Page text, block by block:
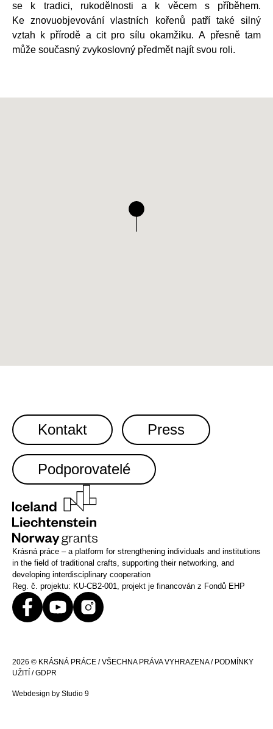
se k tradici, rukodělnosti a k věcem s příběhem.
Ke znovuobjevování vlastních kořenů patří také silný
vztah k přírodě a cit pro sílu okamžiku. A přesně tam
může současný zvykoslovný předmět najít svou roli.
Kontakt Press
Podporovatelé
Krásná práce – a platform for strengthening individuals and institutions
in the field of traditional crafts, supporting their networking, and
developing interdisciplinary cooperation
Reg. č. projektu: KU-CB2-001, projekt je financován z Fondů EHP
2026 © KRÁSNÁ PRÁCE / VŠECHNA PRÁVA VYHRAZENA / PODMÍNKY
UŽITÍ /GDPR
Webdesign by Studio 9